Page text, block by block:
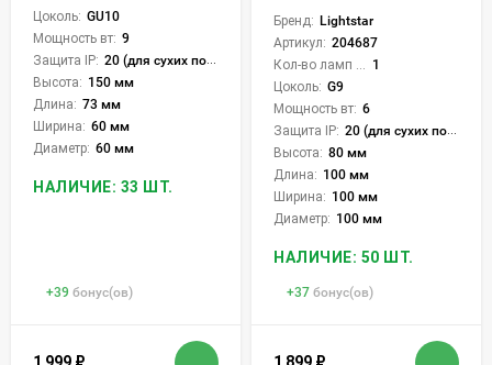
Цоколь: GU10
Мощность вт: 9
Защита IP: 20 (для сухих пом.)
Высота: 150 мм
Длина: 73 мм
Ширина: 60 мм
Диаметр: 60 мм
НАЛИЧИЕ: 33 ШТ.
+39 бонус(ов)
Бренд: Lightstar
Артикул: 204687
1
Цоколь: G9
Мощность вт: 6
Защита IP: 20 (для сухих пом.)
Высота: 80 мм
Длина: 100 мм
Ширина: 100 мм
Диаметр: 100 мм
НАЛИЧИЕ: 50 ШТ.
+37 бонус(ов)